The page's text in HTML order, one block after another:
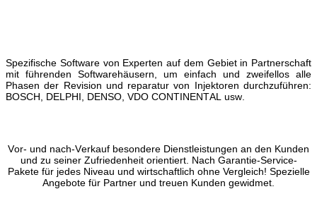
Spezifische Software von Experten auf dem Gebiet in Partnerschaft
mit führenden Softwarehäusern, um einfach und zweifellos alle
Phasen der Revision und reparatur von Injektoren durchzuführen:
BOSCH, DELPHI, DENSO, VDO CONTINENTAL usw.
Vor- und nach-Verkauf besondere Dienstleistungen an den Kunden
und zu seiner Zufriedenheit orientiert. Nach Garantie-Service-
Pakete für jedes Niveau und wirtschaftlich ohne Vergleich! Spezielle
Angebote für Partner und treuen Kunden gewidmet.